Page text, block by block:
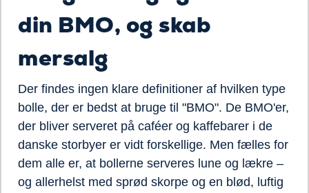
din BMO, og skab
mersalg
Der findes ingen klare definitioner af hvilken type
bolle, der er bedst at bruge til "BMO". De BMO'er,
der bliver serveret på caféer og kaffebarer i de
danske storbyer er vidt forskellige. Men fælles for
dem alle er, at bollerne serveres lune og lækre –
og allerhelst med sprød skorpe og en blød, luftig